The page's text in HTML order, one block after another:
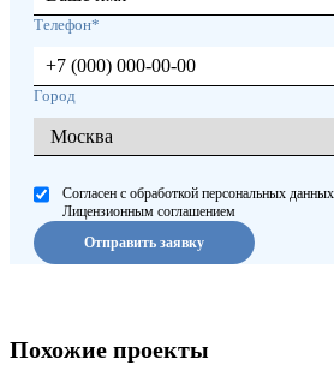
Телефон*
Город
Согласен с обработкой персональных
Лицензионным соглашением
Отправить заявку
Похожие проекты